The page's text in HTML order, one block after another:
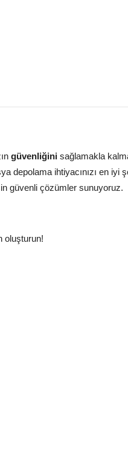
güvenliğini sağlamakla
depolama ihtiyacınızı en iyi
güvenli çözümler sunuyoruz.
oluşturun!